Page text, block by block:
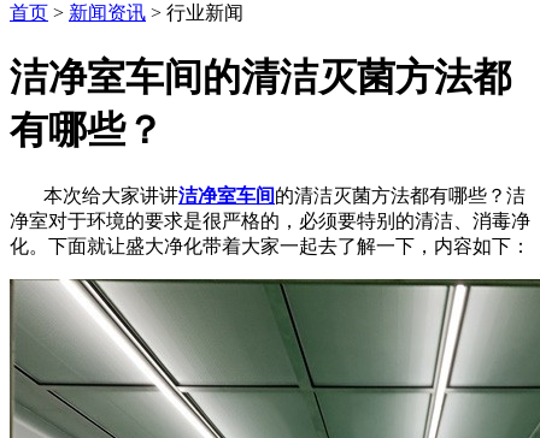
首页 > 新闻资讯 > 行业新闻
洁净室车间的清洁灭菌方法都
有哪些？
本次给大家讲讲洁净室车间的清洁灭菌方法都有哪些？洁
净室对于环境的要求是很严格的，必须要特别的清洁、消毒净
化。下面就让盛大净化带着大家一起去了解一下，内容如下：